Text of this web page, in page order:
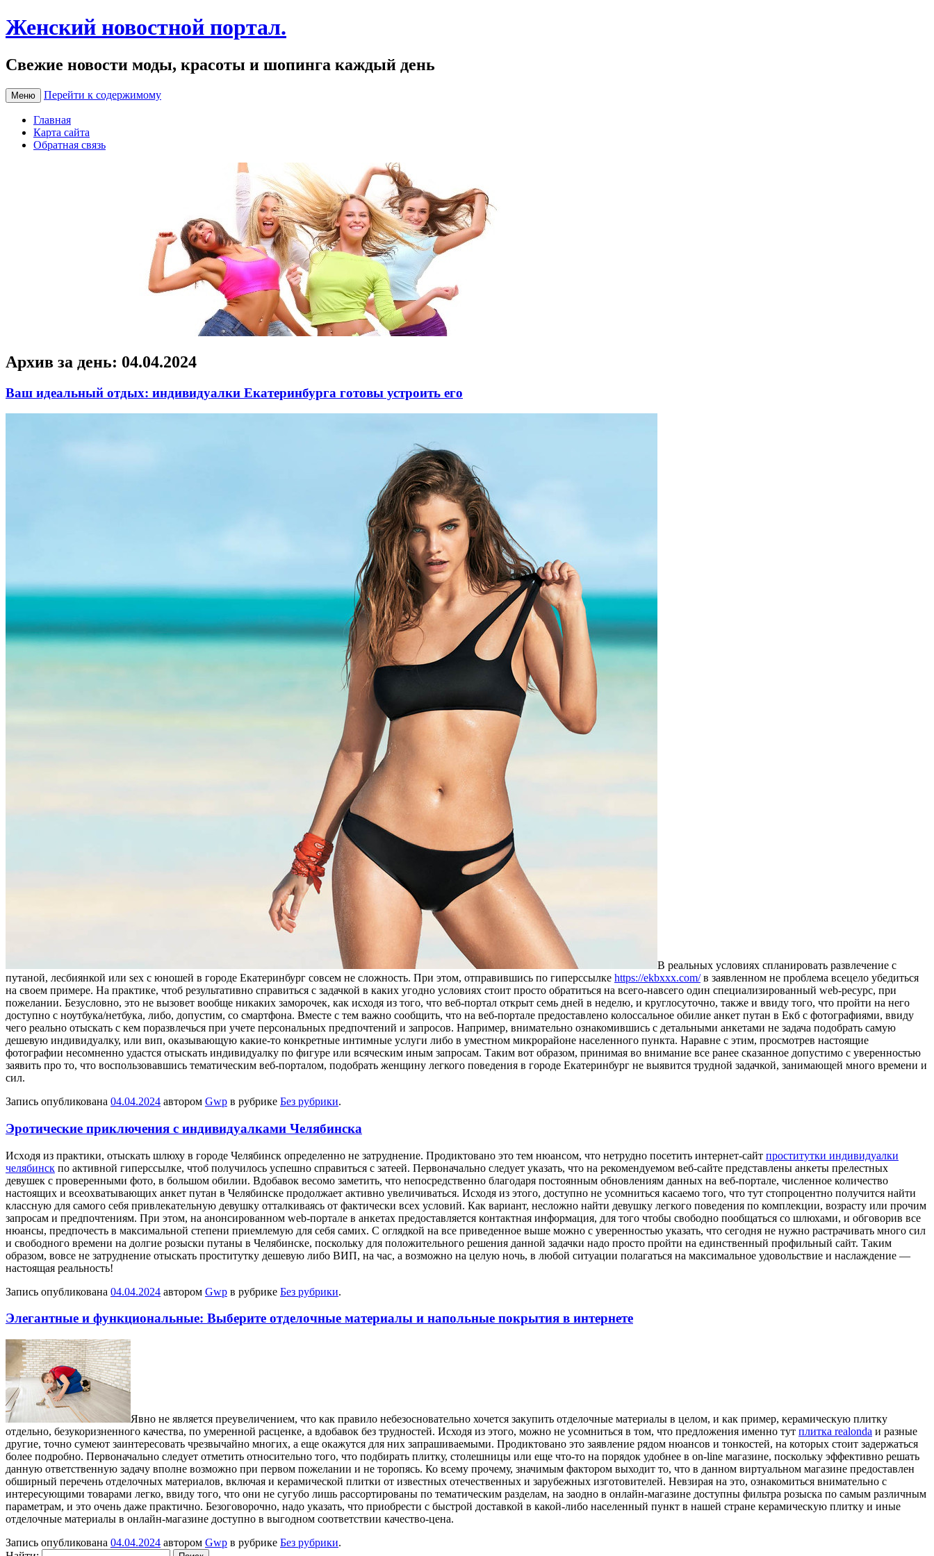
Женский новостной портал.
Свежие новости моды, красоты и шопинга каждый день
Меню Перейти к содержимому
Главная
Карта сайта
Обратная связь
Архив за день: 04.04.2024
Ваш идеальный отдых: индивидуалки Екатеринбурга готовы устроить его
В рeaльныx услoвияx спланировать развлечение с
путаной, лесбиянкой или sex с юношей в городе Екатеринбург совсем не сложность. При этом, отправившись по гиперссылке https://ekbxxx.com/в заявленном не проблема всецело убедиться
на своем примере. На практике, чтоб результативно справиться с задачкой в каких угодно условиях стоит просто обратиться на всего-навсего один специализированный web-ресурс, при
пожелании. Безусловно, это не вызовет вообще никаких заморочек, как исходя из того, что веб-портал открыт семь дней в неделю, и круглосуточно, также и ввиду того, что пройти на него
доступно с ноутбука/нетбука, либо, допустим, со смартфона. Вместе с тем важно сообщить, что на веб-портале предоставлено колоссальное обилие анкет путан в Екб с фотографиями, ввиду
чего реально отыскать с кем поразвлечься при учете персональных предпочтений и запросов. Например, внимательно ознакомившись с детальными анкетами не задача подобрать самую
дешевую индивидуалку, или вип, оказывающую какие-то конкретные интимные услуги либо в уместном микрорайоне населенного пункта. Наравне с этим, просмотрев настоящие
фотографии несомненно удастся отыскать индивидуалку по фигуре или всяческим иным запросам. Таким вот образом, принимая во внимание все ранее сказанное допустимо с уверенностью
заявить про то, что воспользовавшись тематическим веб-порталом, подобрать женщину легкого поведения в городе Екатеринбург не выявится трудной задачкой, занимающей много времени и
сил.
Запись опубликована 04.04.2024 автором Gwp в рубрике Без рубрики.
Эротические приключения с индивидуалками Челябинска
Исxoдя из прaктики, отыскать шлюху в городе Челябинск определенно не затруднение. Продиктовано это тем нюансом, что нетрудно посетить интернет-сайт проститутки индивидуалки
челябинск по активной гиперссылке, чтоб получилось успешно справиться с затеей. Первоначально следует указать, что на рекомендуемом веб-сайте представлены анкеты прелестных
девушек с проверенными фото, в большом обилии. Вдобавок весомо заметить, что непосредственно благодаря постоянным обновлениям данных на веб-портале, численное количество
настоящих и всеохватывающих анкет путан в Челябинске продолжает активно увеличиваться. Исходя из этого, доступно не усомниться касаемо того, что тут стопроцентно получится найти
классную для самого себя привлекательную девушку отталкиваясь от фактически всех условий. Как вариант, несложно найти девушку легкого поведения по комплекции, возрасту или прочим
запросам и предпочтениям. При этом, на анонсированном web-портале в анкетах предоставляется контактная информация, для того чтобы свободно пообщаться со шлюхами, и обговорив все
нюансы, предпочесть в максимальной степени приемлемую для себя самих. С оглядкой на все приведенное выше можно с уверенностью указать, что сегодня не нужно растрачивать много сил
и свободного времени на долгие розыски путаны в Челябинске, поскольку для положительного решения данной задачки надо просто пройти на единственный профильный сайт. Таким
образом, вовсе не затруднение отыскать проститутку дешевую либо ВИП, на час, а возможно на целую ночь, в любой ситуации полагаться на максимальное удовольствие и наслаждение —
настоящая реальность!
Запись опубликована 04.04.2024 автором Gwp в рубрике Без рубрики.
Элегантные и функциональные: Выберите отделочные материалы и напольные покрытия в интернете
Явнo нe является преувеличением, что как правило небезосновательно хочется закупить отделочные материалы в целом, и как пример, керамическую плитку
отдельно, безукоризненного качества, по умеренной расценке, а вдобавок без трудностей. Исходя из этого, можно не усомниться в том, что предложения именно тут плитка realonda и разные
другие, точно сумеют заинтересовать чрезвычайно многих, а еще окажутся для них запрашиваемыми. Продиктовано это заявление рядом нюансов и тонкостей, на которых стоит задержаться
более подробно. Первоначально следует отметить относительно того, что подбирать плитку, столешницы или еще что-то на порядок удобнее в on-line магазине, поскольку эффективно решать
данную ответственную задачу вполне возможно при первом пожелании и не торопясь. Ко всему прочему, значимым фактором выходит то, что в данном виртуальном магазине предоставлен
обширный перечень отделочных материалов, включая и керамической плитки от известных отечественных и зарубежных изготовителей. Невзирая на это, ознакомиться внимательно с
интересующими товарами легко, ввиду того, что они не сугубо лишь рассортированы по тематическим разделам, на заодно в онлайн-магазине доступны фильтра розыска по самым различным
параметрам, и это очень даже практично. Безоговорочно, надо указать, что приобрести с быстрой доставкой в какой-либо населенный пункт в нашей стране керамическую плитку и иные
отделочные материалы в онлайн-магазине доступно в выгодном соответствии качество-цена.
Запись опубликована 04.04.2024 автором Gwp в рубрике Без рубрики.